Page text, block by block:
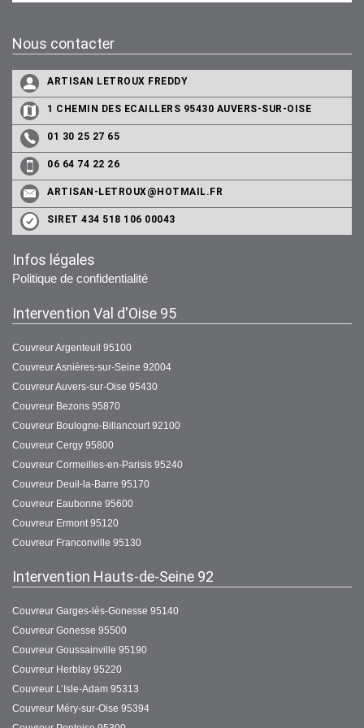
Nous contacter
ARTISAN LETROUX FREDDY
1 CHEMIN DES ECAILLERS 95430 AUVERS-SUR-OISE
01 30 25 27 65
06 64 74 22 26
ARTISAN-LETROUX@HOTMAIL.FR
SIRET 434 518 106 00043
Infos légales
Politique de confidentialité
Intervention Val d'Oise 95
Couvreur Argenteuil 95100
Couvreur Asnières-sur-Seine 92004
Couvreur Auvers-sur-Oise 95430
Couvreur Bezons 95870
Couvreur Boulogne-Billancourt 92100
Couvreur Cergy 95800
Couvreur Cormeilles-en-Parisis 95240
Couvreur Deuil-la-Barre 95170
Couvreur Eaubonne 95600
Couvreur Ermont 95120
Couvreur Franconville 95130
Intervention Hauts-de-Seine 92
Couvreur Garges-lès-Gonesse 95140
Couvreur Gonesse 95500
Couvreur Goussainville 95190
Couvreur Herblay 95220
Couvreur L’Isle-Adam 95313
Couvreur Méry-sur-Oise 95394